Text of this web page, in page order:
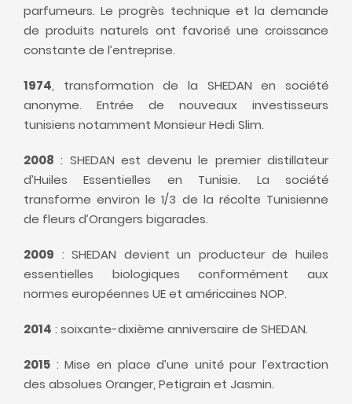
parfumeurs. Le progrès technique et la demande
de produits naturels ont favorisé une croissance
constante de l’entreprise.
1974, transformation de la SHEDAN en société
anonyme. Entrée de nouveaux investisseurs
tunisiens notamment Monsieur Hedi Slim.
2008 : SHEDAN est devenu le premier distillateur
d’Huiles Essentielles en Tunisie. La société
transforme environ le 1/3 de la récolte Tunisienne
de fleurs d’Orangers bigarades.
2009 : SHEDAN devient un producteur de huiles
essentielles biologiques conformément aux
normes européennes UE et américaines NOP.
2014 : soixante-dixième anniversaire de SHEDAN.
2015 : Mise en place d’une unité pour l’extraction
des absolues Oranger, Petigrain et Jasmin.